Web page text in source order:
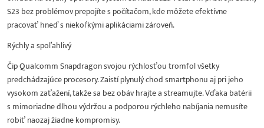
S23 bez problémov prepojíte s počítačom, kde môžete efektívne
pracovať hneď s niekoľkými aplikáciami zároveň.
Rýchly a spoľahlivý
Čip Qualcomm Snapdragon svojou rýchlosťou tromfol všetky
predchádzajúce procesory. Zaistí plynulý chod smartphonu aj pri jeho
vysokom zaťažení, takže sa bez obáv hrajte a streamujte. Vďaka batérii
s mimoriadne dlhou výdržou a podporou rýchleho nabíjania nemusíte
robiť naozaj žiadne kompromisy.